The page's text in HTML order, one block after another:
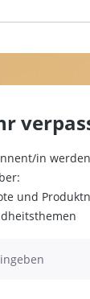
in
und